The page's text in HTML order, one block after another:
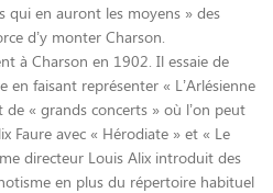
qui en auront les moyens » des
d’y monter Charson.
à Charson en 1902. Il essaie de
faisant représenter « L’Arlésienne
« grands concerts » où l’on peut
Faure avec « Hérodiate » et « Le
directeur Louis Alix introduit des
en plus du répertoire habituel